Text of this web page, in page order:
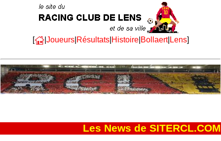
[ | Joueurs| Résultats| Histoire| Bollaert| Lens]
Les News de SITERCL.COM